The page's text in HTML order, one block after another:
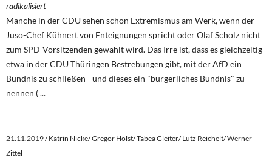
radikalisiert
Manche in der CDU sehen schon Extremismus am Werk, wenn der
Juso-Chef Kühnert von Enteignungen spricht oder Olaf Scholz nicht
zum SPD-Vorsitzenden gewählt wird. Das Irre ist, dass es gleichzeitig
etwa in der CDU Thüringen Bestrebungen gibt, mit der AfD ein
Bündnis zu schließen - und dieses ein "bürgerliches Bündnis" zu
nennen ( ...
21.11.2019 / Katrin Nicke/ Gregor Holst/ Tabea Gleiter/ Lutz Reichelt/ Werner
Zittel